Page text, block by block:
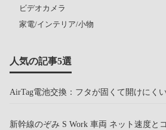
ビデオカメラ
家電/インテリア/小物
人気の記事5選
AirTag電池交換：フタが固くて開けにく
新幹線のぞみ S Work 車両 ネット速度と